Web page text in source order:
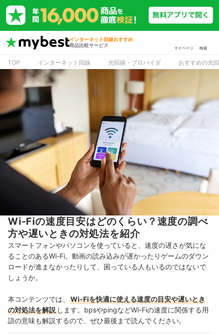
インターネット回線おすすめ
商品比較サービス
マイページ 検索
TOP インターネット回線 光回線・プロバイダ おすすめの光
Wi-Fiの速度目安はどのくらい？速度の調べ
方や遅いときの対処法を紹介
スマートフォンやパソコンを使っていると、速度の遅さが気にな
ることのあるWi-Fi。動画の読み込みが遅かったりゲームのダウン
ロードが進まなかったりして、困っている人もいるのではないで
しょうか。
本コンテンツでは、
Wi-Fiを快適に使える速度の目安や遅いとき
の対処法を解説 します。bpsやpingなどWi-Fiの速度に関係する用
語の意味も解説するので、ぜひ最後まで読んでください。